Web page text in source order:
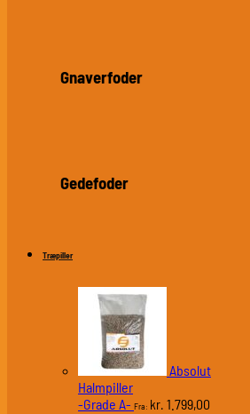
Gnaverfoder
Gedefoder
Træpiller
Absolut
Halmpiller
-Grade A- Fra: kr. 1.799,00